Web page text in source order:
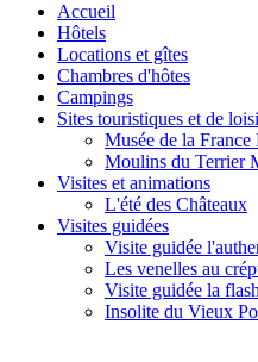
Accueil
Hôtels
Locations et gîtes
Chambres d'hôtes
Campings
Sites touristiques et de
Musée de la France
Moulins du Terrier
Visites et animations
L'été des Châteaux
Visites guidées
Visite guidée
Les venelles au
Visite guidée la
Insolite du Vieux